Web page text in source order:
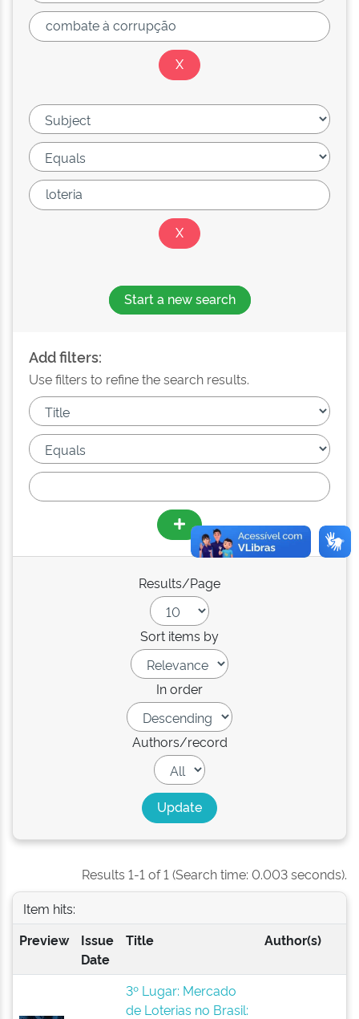
Start a new search
Add filters:
Use filters to refine the search results.
Results/Page
Sort items by
In order
Authors/record
Results 1-1 of 1 (Search time: 0.003 seconds).
Item hits:
Preview
Issue
Date
Title Author(s)
3º Lugar: Mercado
de Loterias no Brasil: